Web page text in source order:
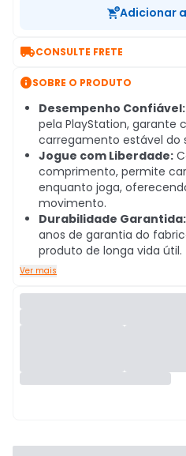
Adicionar
CONSULTE FRETE
SOBRE O PRODUTO
Desempenho Confiável:
pela PlayStation, garante
carregamento estável do
Jogue com Liberdade:
comprimento, permite
enquanto joga,
movimento.
Durabilidade Garantida:
anos de garantia do
produto de longa vida útil.
Ver mais